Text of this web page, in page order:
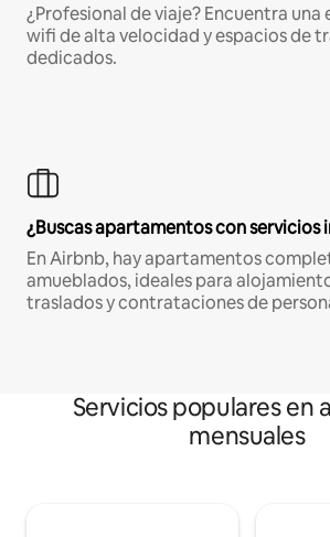
¿Profesional de viaje? Encuentra
wifi de alta velocidad y espacios de
dedicados.
¿Buscas apartamentos con servicios
En Airbnb, hay apartamentos
amueblados, ideales para
traslados y contrataciones de
Servicios populares en
mensuales